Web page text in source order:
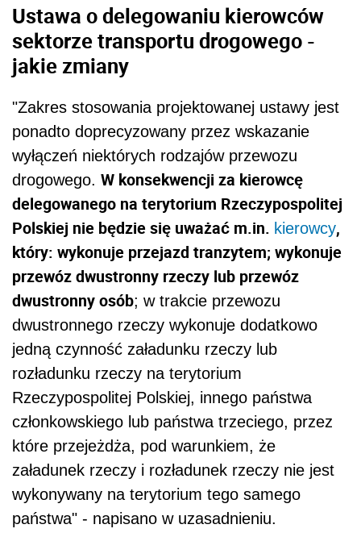
Ustawa o delegowaniu kierowców
sektorze transportu drogowego -
jakie zmiany
"Zakres stosowania projektowanej ustawy jest
ponadto doprecyzowany przez wskazanie
wyłączeń niektórych rodzajów przewozu
drogowego. W konsekwencji za kierowcę
delegowanego na terytorium Rzeczypospolitej
Polskiej nie będzie się uważać m.in. kierowcy,
który: wykonuje przejazd tranzytem; wykonuje
przewóz dwustronny rzeczy lub przewóz
dwustronny osób; w trakcie przewozu
dwustronnego rzeczy wykonuje dodatkowo
jedną czynność załadunku rzeczy lub
rozładunku rzeczy na terytorium
Rzeczypospolitej Polskiej, innego państwa
członkowskiego lub państwa trzeciego, przez
które przejeżdża, pod warunkiem, że
załadunek rzeczy i rozładunek rzeczy nie jest
wykonywany na terytorium tego samego
państwa" - napisano w uzasadnieniu.